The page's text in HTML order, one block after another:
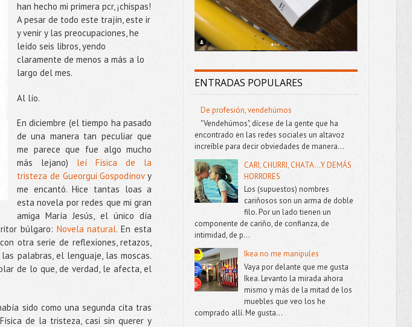
han hecho mi primera pcr, ¡chispas!
A pesar de todo este trajín, este ir
y venir y las preocupaciones, he
leído seis libros, yendo
claramente de menos a más a lo
largo del mes.
Al lío.
En diciembre (el tiempo ha pasado
de una manera tan peculiar que
me parece que fue algo mucho
más lejano) leí Física de la
tristeza de Gueorgui Gospodínovy
me encantó. Hice tantas loas a
esta novela por redes que mi gran
amiga María Jesús, el único día
búlgaro: Novela natural. En esta
otra serie de reflexiones, retazos,
palabras, el lenguaje, las moscas.
de lo que, de verdad, le afecta, el
sido como una segunda cita tras
de la tristeza, casi sin querer y
ENTRADAS POPULARES
De profesión, vendehúmos
"Vendehúmos", dícese de la gente que ha
encontrado en las redes sociales un altavoz
increíble para decir obviedades de manera...
CARI, CHURRI, CHATA...Y DEMÁS
HORRORES
Los (supuestos) nombres
cariñosos son un arma de doble
filo. Por un lado tienen un
componente de cariño, de confianza, de
intimidad, de p...
Ikea no me manipules
Vaya por delante que me gusta
Ikea. Levanto la mirada ahora
mismo y más de la mitad de los
muebles que veo los he
comprado allí. Me gusta...